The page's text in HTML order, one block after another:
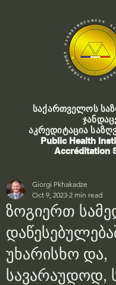
საქართველოს
აკრედიტაცია
Public Health
Accréditation
ზოგიერთ
უხარისხო და,
სავარაუდოდ,
Giorgi Pkhakadze
Oct 9, 2023 2 min read